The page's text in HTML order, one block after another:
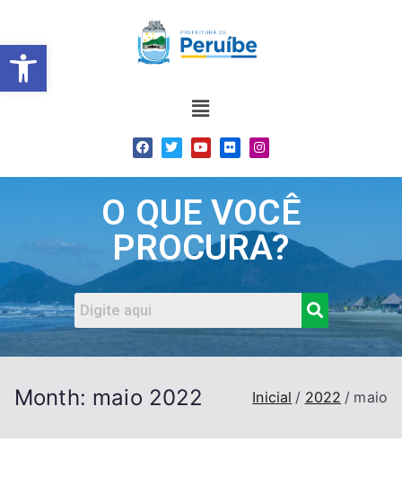
Barra de Ferramentas
O QUE VOCÊ
PROCURA?
Month: maio 2022 Inicial 2022 maio